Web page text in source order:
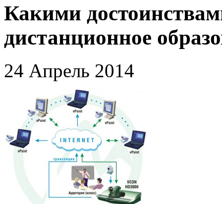
Какими
дистанционное
24 Апрель 2014